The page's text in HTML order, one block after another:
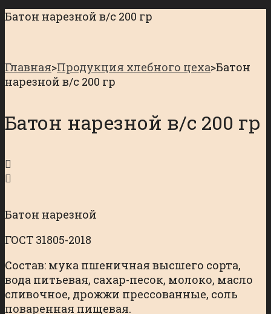
Батон нарезной в/с 200 гр
Главная>Продукция хлебного цеха>Батон
нарезной в/с 200 гр
Батон нарезной в/с 200 гр
Батон нарезной
ГОСТ 31805-2018
Состав: мука пшеничная высшего сорта,
вода питьевая, сахар-песок, молоко, масло
сливочное, дрожжи прессованные, соль
поваренная пищевая.